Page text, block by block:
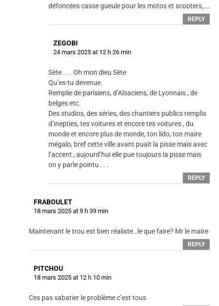
défoncées casse gueule pour les motos et scooters,….
REPLY
ZEGOBI
24 mars 2025 at 12 h 26 min
Sète . . . Oh mon dieu Sète
Qu’es-tu devenue.
Remplie de parisiens, d’Alsaciens, de Lyonnais , de
belges etc.
Des studios, des séries, des chantiers publics remplis
d’inepties, tes voitures et encore tes voitures , du
monde et encore plus de monde, ton lido, ton maire
mégalo, bref cette ville avant puait la pisse mais avec
l’accent , aujourd’hui elle pue toujours la pisse mais
on y parle pointu . . .
REPLY
FRABOULET
18 mars 2025 at 9 h 39 min
Maintenant le trou est bien réaliste…le que faire? Mr le maire
REPLY
PITCHOU
18 mars 2025 at 12 h 10 min
Ces pas sabatier le problème c’est tous